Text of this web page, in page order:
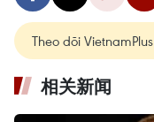
Theo dõi VietnamPlus
相关新闻